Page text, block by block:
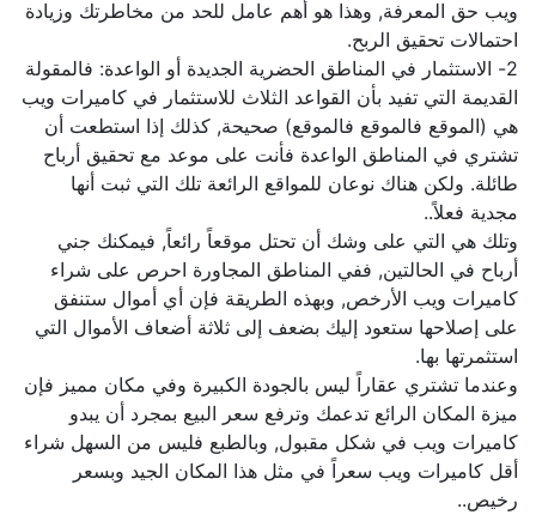
ويب حق المعرفة, وهذا هو أهم عامل للحد من مخاطرتك وزيادة
احتمالات تحقيق الربح.
2- الاستثمار في المناطق الحضرية الجديدة أو الواعدة: فالمقولة
القديمة التي تفيد بأن القواعد الثلاث للاستثمار في كاميرات ويب
هي (الموقع فالموقع فالموقع) صحيحة, كذلك إذا استطعت أن
تشتري في المناطق الواعدة فأنت على موعد مع تحقيق أرباح
طائلة. ولكن هناك نوعان للمواقع الرائعة تلك التي ثبت أنها
مجدية فعلاً..
وتلك هي التي على وشك أن تحتل موقعاً رائعاً, فيمكنك جني
أرباح في الحالتين, ففي المناطق المجاورة احرص على شراء
كاميرات ويب الأرخص, وبهذه الطريقة فإن أي أموال ستنفق
على إصلاحها ستعود إليك بضعف إلى ثلاثة أضعاف الأموال التي
استثمرتها بها.
وعندما تشتري عقاراً ليس بالجودة الكبيرة وفي مكان مميز فإن
ميزة المكان الرائع تدعمك وترفع سعر البيع بمجرد أن يبدو
كاميرات ويب في شكل مقبول, وبالطبع فليس من السهل شراء
أقل كاميرات ويب سعراً في مثل هذا المكان الجيد وبسعر
رخيص..